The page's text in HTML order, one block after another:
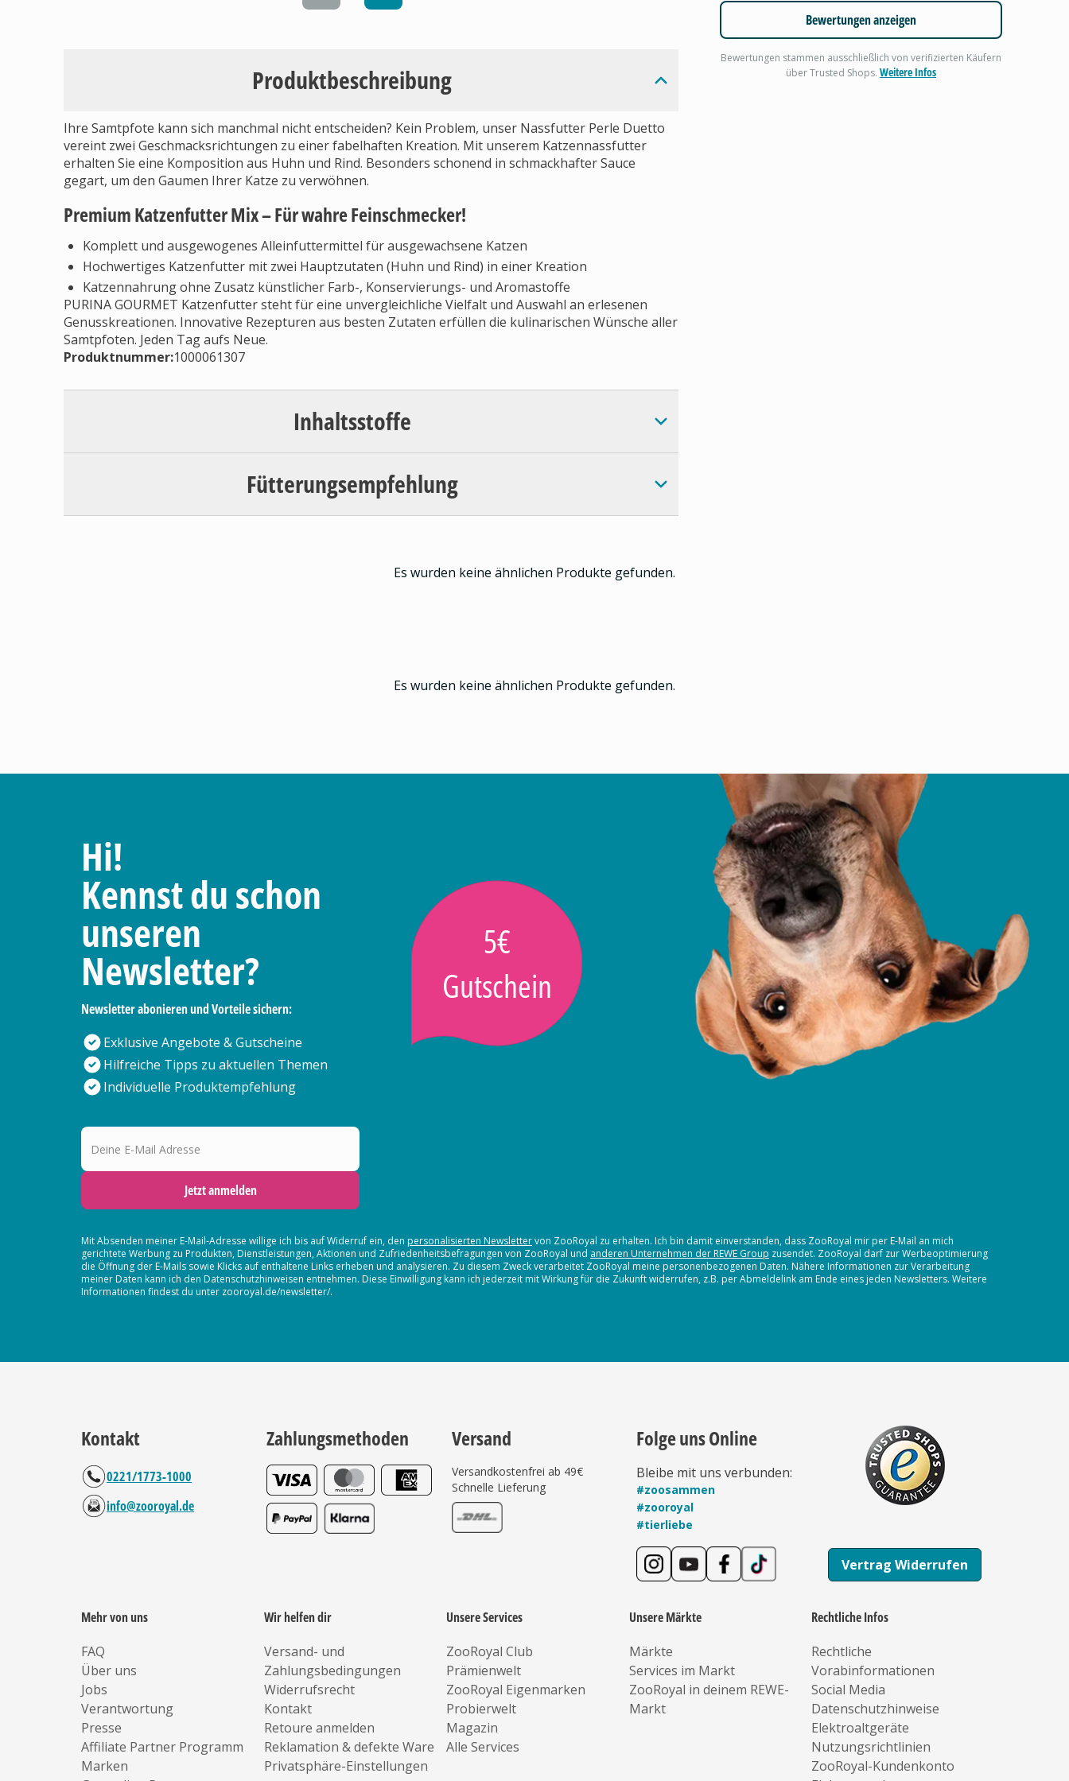
Produktbeschreibung
Ihre Samtpfote kann sich manchmal nicht entscheiden? Kein Problem, unser Nassfutter Perle Duetto
vereint zwei Geschmacksrichtungen zu einer fabelhaften Kreation. Mit unserem Katzennassfutter
erhalten Sie eine Komposition aus Huhn und Rind. Besonders schonend in schmackhafter Sauce
gegart, um den Gaumen Ihrer Katze zu verwöhnen.
Premium Katzenfutter Mix – Für wahre Feinschmecker!
Komplett und ausgewogenes Alleinfuttermittel für ausgewachsene Katzen
Hochwertiges Katzenfutter mit zwei Hauptzutaten (Huhn und Rind) in einer Kreation
Katzennahrung ohne Zusatz künstlicher Farb-, Konservierungs- und Aromastoffe
PURINA GOURMET Katzenfutter steht für eine unvergleichliche Vielfalt und Auswahl an erlesenen
Genusskreationen. Innovative Rezepturen aus besten Zutaten erfüllen die kulinarischen Wünsche aller
Samtpfoten. Jeden Tag aufs Neue.
Produktnummer:1000061307
Inhaltsstoffe
Fütterungsempfehlung
Bewertungen anzeigen
Bewertungen stammen ausschließlich von verifizierten Käufern
über Trusted Shops.Weitere Infos
Es wurden keine ähnlichen Produkte gefunden.
Es wurden keine ähnlichen Produkte gefunden.
Hi!
Kennst du schon
unseren
Newsletter?
Newsletter abonieren und Vorteile sichern:
Exklusive Angebote & Gutscheine
Hilfreiche Tipps zu aktuellen Themen
Individuelle Produktempfehlung
5€
Gutschein
Deine E-Mail Adresse
Jetzt anmelden
Mit Absenden meiner E-Mail-Adresse willige ich bis auf Widerruf ein, den personalisierten Newslettervon ZooRoyal zu erhalten. Ich bin damit einverstanden, dass ZooRoyal mir per E-Mail an mich
gerichtete Werbung zu Produkten, Dienstleistungen, Aktionen und Zufriedenheitsbefragungen von ZooRoyal und anderen Unternehmen der REWE Group zusendet. ZooRoyal darf zur Werbeoptimierung
die Öffnung der E-Mails sowie Klicks auf enthaltene Links erheben und analysieren. Zu diesem Zweck verarbeitet ZooRoyal meine personenbezogenen Daten. Nähere Informationen zur Verarbeitung
meiner Daten kann ich den Datenschutzhinweisen entnehmen. Diese Einwilligung kann ich jederzeit mit Wirkung für die Zukunft widerrufen, z.B. per Abmeldelink am Ende eines jeden Newsletters. Weitere
Informationen findest du unter zooroyal.de/newsletter/.
Kontakt
0221/1773-1000
info@zooroyal.de
Zahlungsmethoden Versand
Versandkostenfrei ab 49€
Schnelle Lieferung
Folge uns Online
Bleibe mit uns verbunden:
#zoosammen
#zooroyal
#tierliebe
Vertrag Widerrufen
Mehr von uns
FAQ
Über uns
Jobs
Verantwortung
Presse
Affiliate Partner Programm
Marken
Wir helfen dir
Versand- und
Zahlungsbedingungen
Widerrufsrecht
Kontakt
Retoure anmelden
Reklamation & defekte Ware
Privatsphäre-Einstellungen
Unsere Services
ZooRoyal Club
Prämienwelt
ZooRoyal Eigenmarken
Probierwelt
Magazin
Alle Services
Unsere Märkte
Märkte
Services im Markt
ZooRoyal in deinem REWE-
Markt
Rechtliche Infos
Rechtliche
Vorabinformationen
Social Media
Datenschutzhinweise
Elektroaltgeräte
Nutzungsrichtlinien
ZooRoyal-Kundenkonto